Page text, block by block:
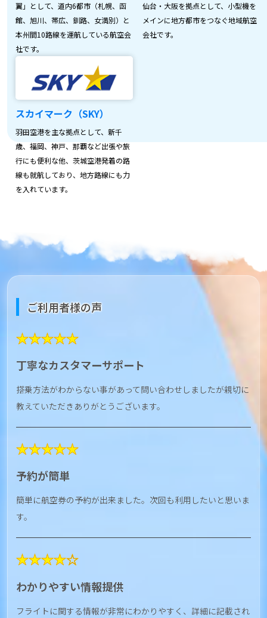
翼」として、道内6都市（札幌、函
館、旭川、帯広、釧路、女満別）と
本州間10路線を運航している航空会
社です。
仙台・大阪を拠点として、小型機を
メインに地方都市をつなぐ地域航空
会社です。
スカイマーク（SKY）
羽田空港を主な拠点として、新千
歳、福岡、神戸、那覇など出張や旅
行にも便利な他、茨城空港発着の路
線も就航しており、地方路線にも力
を入れています。
ご利用者様の声
★★★★★
丁寧なカスタマーサポート
搭乗方法がわからない事があって問い合わせしましたが親切に
教えていただきありがとうございます。
★★★★★
予約が簡単
簡単に航空券の予約が出来ました。次回も利用したいと思いま
す。
★★★★☆
わかりやすい情報提供
フライトに関する情報が非常にわかりやすく、詳細に記載され